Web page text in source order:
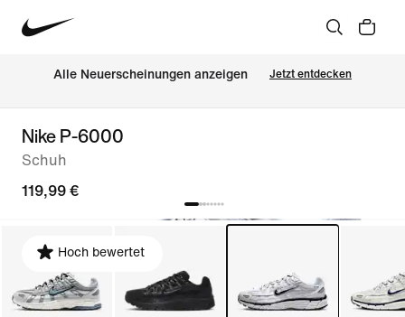
Alle Neuerscheinungen anzeigen Jetzt entdecken
Nike P-6000
Schuh
119,99 €
Hoch bewertet